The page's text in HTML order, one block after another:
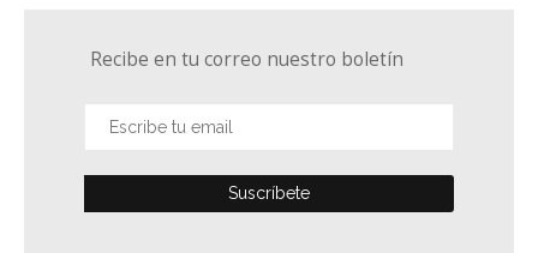
Recibe en tu correo nuestro boletín